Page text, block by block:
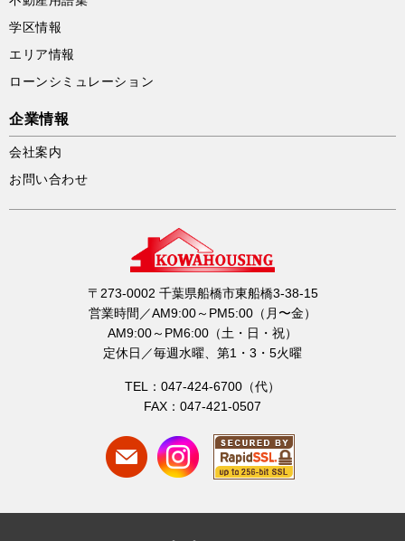
学区情報
エリア情報
ローンシミュレーション
企業情報
会社案内
お問い合わせ
〒273-0002 千葉県船橋市東船橋3-38-15
営業時間／AM9:00～PM5:00（月〜金）
AM9:00～PM6:00（土・日・祝）
定休日／毎週水曜、第1・3・5火曜
TEL：047-424-6700（代）
FAX：047-421-0507